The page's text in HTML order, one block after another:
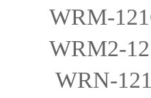
WRM-
WRM2-
WRN-